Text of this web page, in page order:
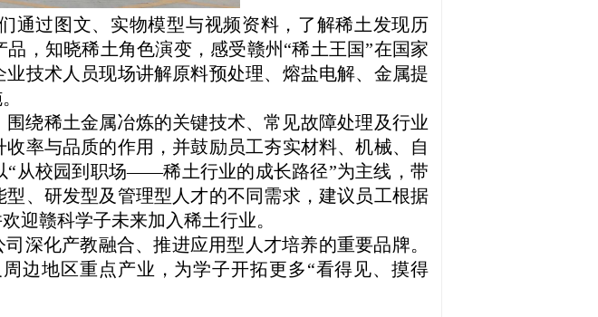
通过图文、实物模型与视频资料，了解稀土发现历
，知晓稀土角色演变，感受赣州“稀土王国”在国家
技术人员现场讲解原料预处理、熔盐电解、金属提
绕稀土金属冶炼的关键技术、常见故障处理及行业
率与品质的作用，并鼓励员工夯实材料、机械、自
“从校园到职场——稀土行业的成长路径”为主线，带
、研发型及管理型人才的不同需求，建议员工根据
欢迎赣科学子未来加入稀土行业。
深化产教融合、推进应用型人才培养的重要品牌。
边地区重点产业，为学子开拓更多“看得见、摸得